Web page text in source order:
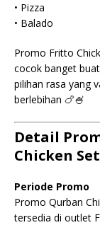
• Pizza
• Balado
Promo Fritto
cocok banget
pilihan rasa yang
berlebihan 🍗🍧
Detail
Chicken
Periode Promo
Promo Qurban
tersedia di outlet